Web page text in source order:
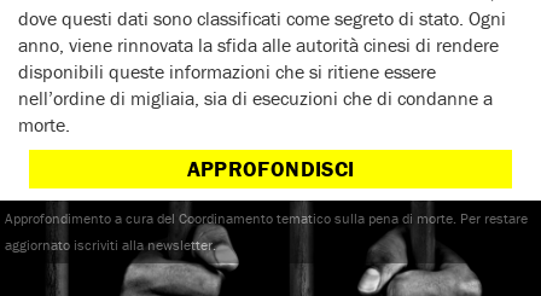
dove questi dati sono classificati come segreto di stato. Ogni
anno, viene rinnovata la sfida alle autorità cinesi di rendere
disponibili queste informazioni che si ritiene essere
nell’ordine di migliaia, sia di esecuzioni che di condanne a
morte.
APPROFONDISCI
Approfondimento a cura del Coordinamento tematico sulla pena di morte. Per restare
aggiornato iscriviti alla newsletter.